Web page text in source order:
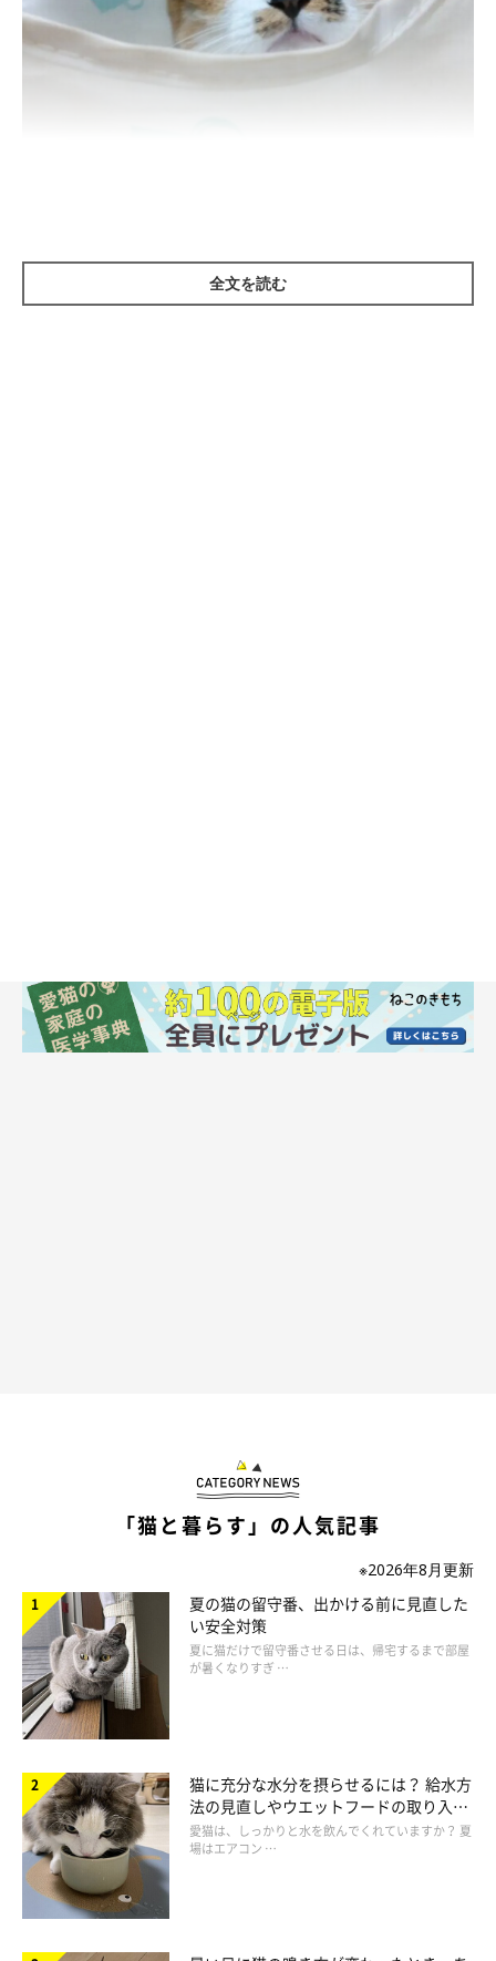
まずは、猫が嫌いな抱っこの仕方や猫が嫌だなと思うタイミング
猫に負担をかけない、やさしい抱っこの仕方には、3つのポイン
トがあります。
安定している
全文を読む
「猫と暮らす」の人気記事
※2026年8月更新
夏の猫の留守番、出かける前に見直した
い安全対策
夏に猫だけで留守番させる日は、帰宅するまで部屋
が暑くなりすぎ …
猫に充分な水分を摂らせるには？ 給水方
法の見直しやウエットフードの取り入れ
方を解説
愛猫は、しっかりと水を飲んでくれていますか？ 夏
場はエアコン …